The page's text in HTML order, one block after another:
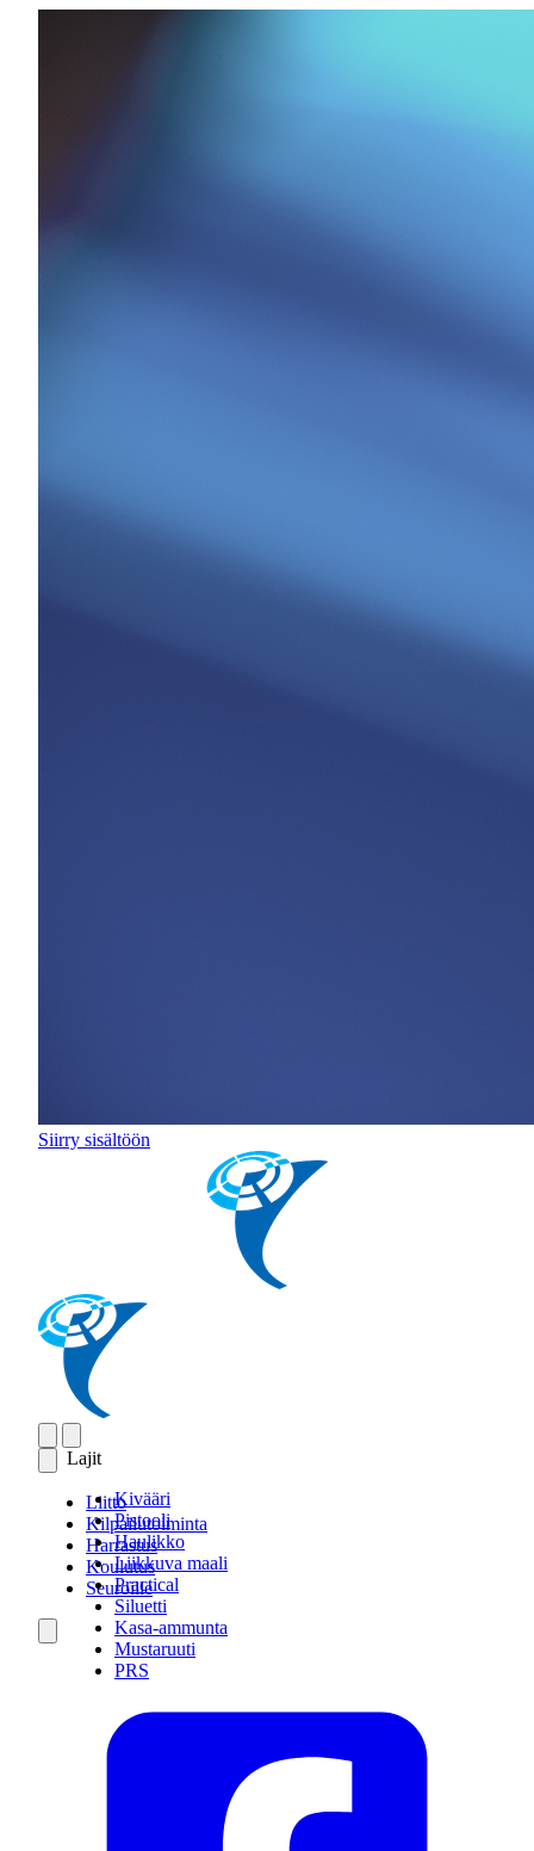
Siirry sisältöön
Lajit
Kivääri
Pistooli
Haulikko
Liikkuva maali
Practical
Siluetti
Kasa-ammunta
Mustaruuti
PRS
Liitto
Kilpailutoiminta
Harrastus
Koulutus
Seuroille